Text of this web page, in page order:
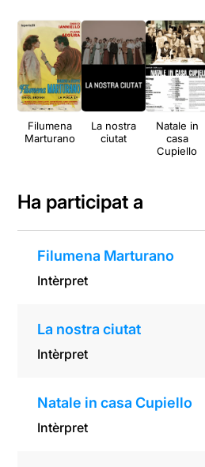
Filumena
Marturano
La nostra
ciutat
Natale in
casa
Cupiello
Ha participat a
Filumena Marturano
Intèrpret
La nostra ciutat
Intèrpret
Natale in casa Cupiello
Intèrpret